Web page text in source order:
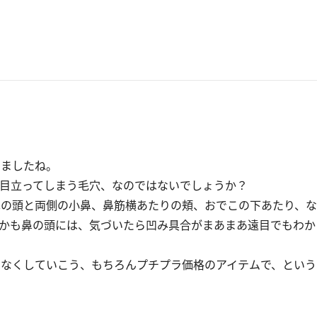
したね。
ってしまう毛穴、なのではないでしょうか？
と両側の小鼻、鼻筋横あたりの頬、おでこの下あたり、な
も鼻の頭には、気づいたら凹み具合がまあまあ遠目でもわか
していこう、もちろんプチプラ価格のアイテムで、という